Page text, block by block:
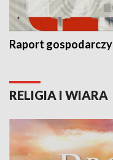
Raport gospodarczy
RELIGIA I WIARA